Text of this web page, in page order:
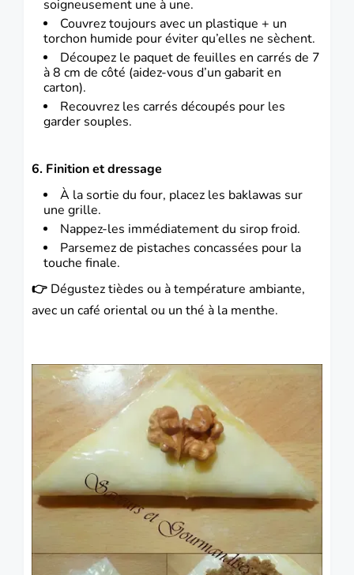
soigneusement une à une.
Couvrez toujours avec un plastique + un
torchon humide pour éviter qu’elles ne sèchent.
Découpez le paquet de feuilles en carrés de 7
à 8 cm de côté (aidez-vous d’un gabarit en
carton).
Recouvrez les carrés découpés pour les
garder souples.
6. Finition et dressage
À la sortie du four, placez les baklawas sur
une grille.
Nappez-les immédiatement du sirop froid.
Parsemez de pistaches concassées pour la
touche finale.
👉 Dégustez tièdes ou à température ambiante,
avec un café oriental ou un thé à la menthe.